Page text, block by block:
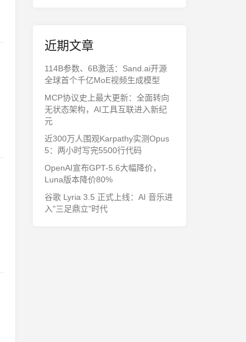
近期文章
114B参数、6B激活：Sand.ai开源
全球首个千亿MoE视频生成模型
MCP协议史上最大更新：全面转向
无状态架构，AI工具互联进入新纪
元
近300万人围观Karpathy实测Opus
5：两小时写完5500行代码
OpenAI宣布GPT-5.6大幅降价，
Luna版本降价80%
谷歌 Lyria 3.5 正式上线：AI 音乐进
入"三足鼎立"时代